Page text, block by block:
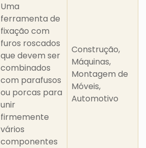
Uma
ferramenta de
fixação com
furos roscados
que devem ser
combinados
com parafusos
ou porcas para
unir
firmemente
vários
componentes
Construção,
Máquinas,
Montagem de
Móveis,
Automotivo